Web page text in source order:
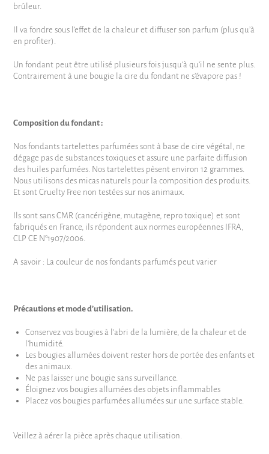
brûleur.
Il va fondre sous l’effet de la chaleur et diffuser son parfum (plus qu’à
en profiter).
Un fondant peut être utilisé plusieurs fois jusqu’à qu’il ne sente plus.
Contrairement à une bougie la cire du fondant ne s’évapore pas !
Composition du fondant :
Nos fondants tartelettes parfumées sont à base de cire végétal, ne
dégage pas de substances toxiques et assure une parfaite diffusion
des huiles parfumées. Nos tartelettes pèsent environ 12 grammes.
Nous utilisons des micas naturels pour la composition des produits.
Et sont Cruelty Free non testées sur nos animaux.
Ils sont sans CMR (cancérigène, mutagène, repro toxique) et sont
fabriqués en France, ils répondent aux normes européennes IFRA,
CLP CE N°1907/2006.
A savoir : La couleur de nos fondants parfumés peut varier
Précautions et mode d’utilisation.
Conservez vos bougies à l’abri de la lumière, de la chaleur et de
l’humidité.
Les bougies allumées doivent rester hors de portée des enfants et
des animaux.
Ne pas laisser une bougie sans surveillance.
Éloignez vos bougies allumées des objets inflammables
Placez vos bougies parfumées allumées sur une surface stable.
Veillez à aérer la pièce après chaque utilisation.